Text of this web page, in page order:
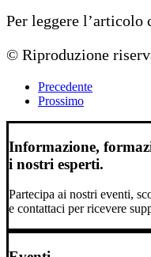
Per leggere l’articolo
© Riproduzione
Precedente
Prossimo
Informazione,
i nostri esperti.
Partecipa ai nostri eventi,
e contattaci per ricevere